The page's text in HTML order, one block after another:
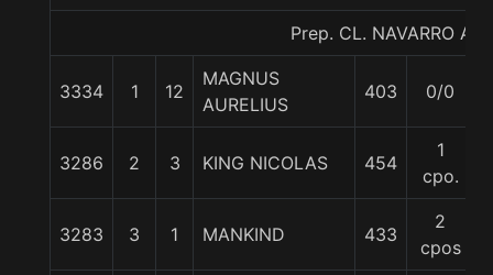
Prep. CL. NAVARRO A.
3334 1 12
MAGNUS
AURELIUS
403 0/0
3286 2 3 KING NICOLAS 454
1
cpo.
3283 3 1 MANKIND 433
2
cpos